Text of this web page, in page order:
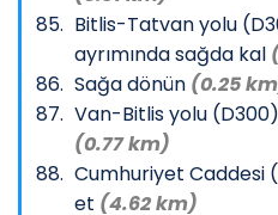
Bitlis-Tatvan yolu
ayrımında sağda kal
Sağa dönün (0.25
Van-Bitlis yolu
(0.77 km)
Cumhuriyet Caddesi
et (4.62 km)